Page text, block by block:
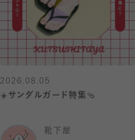
2026.08.05
☀️サンダルガード特集🩴
靴下屋